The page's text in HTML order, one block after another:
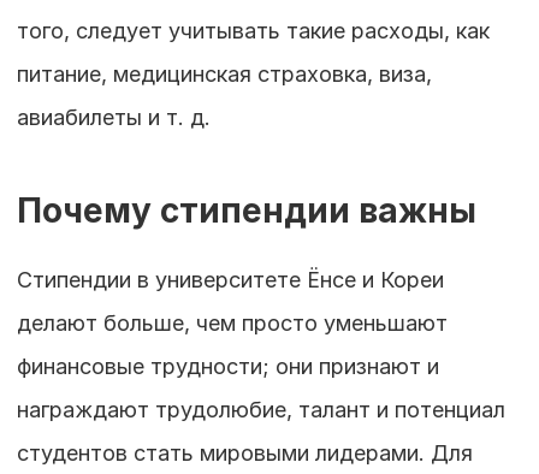
того, следует учитывать такие расходы, как
питание, медицинская страховка, виза,
авиабилеты и т. д.
Почему стипендии важны
Стипендии в университете Ёнсе и Кореи
делают больше, чем просто уменьшают
финансовые трудности; они признают и
награждают трудолюбие, талант и потенциал
студентов стать мировыми лидерами. Для